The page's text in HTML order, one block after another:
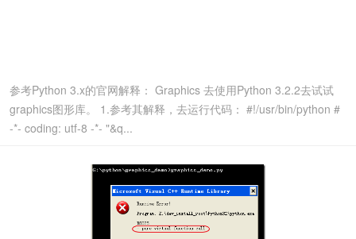
参考Python 3.x的官网解释： Graphics 去使用Python 3.2.2去试试
graphics图形库。 1.参考其解释，去运行代码： #!/usr/bin/python #
-*- coding: utf-8 -*- "&q...